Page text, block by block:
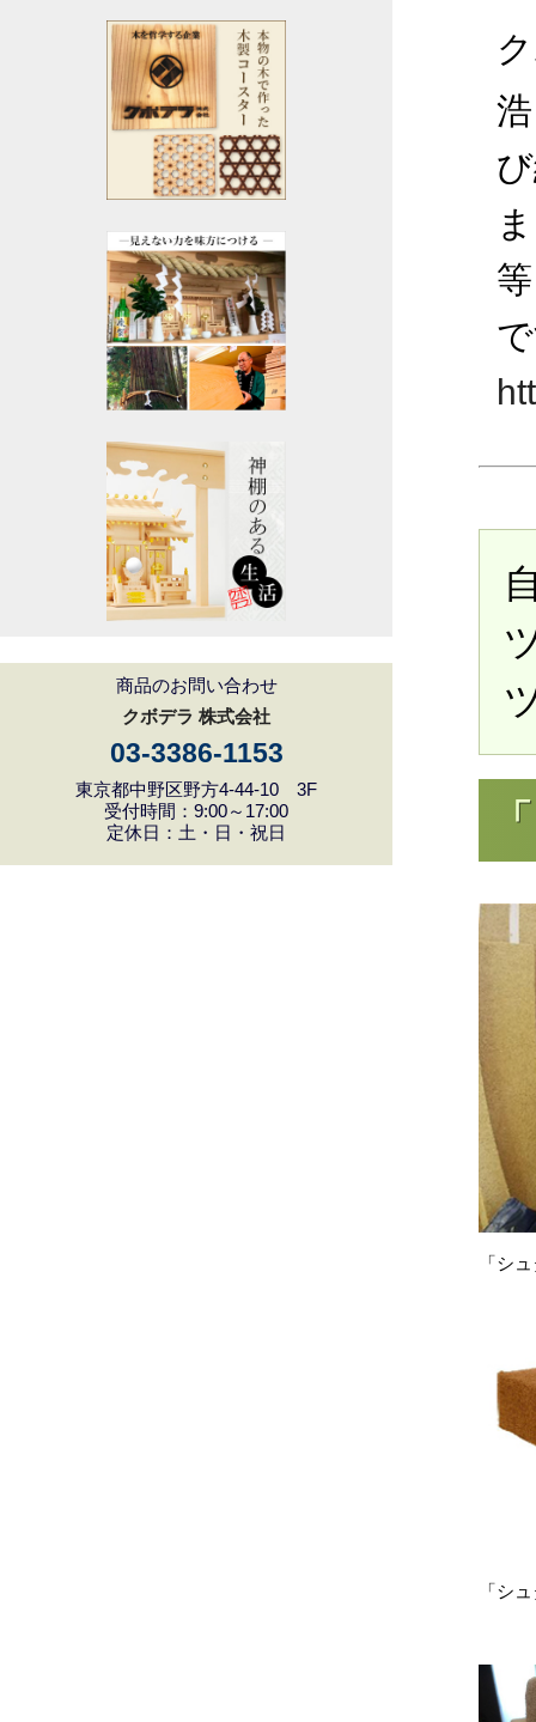
商品のお問い合わせ
クボデラ 株式会社
03-3386-1153
東京都中野区野方4-44-10 3F
受付時間：9:00～17:00
定休日：土・日・祝日
「シ
「シ